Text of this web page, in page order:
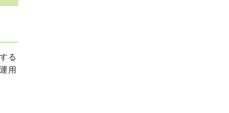
る
用